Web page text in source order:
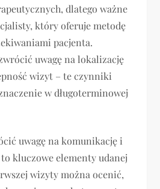
dlatego ważne
który oferuje metodę
pacjenta.
uwagę na lokalizację
wizyt – te czynniki
w długoterminowej
uwagę na komunikację i
kluczowe elementy udanej
wizyty można ocenić,